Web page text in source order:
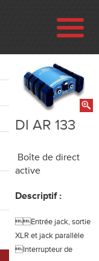
DI AR 133
Boîte de direct
active
Descriptif :
Entrée jack, sortie
XLR et jack parallèle
Interrupteur de